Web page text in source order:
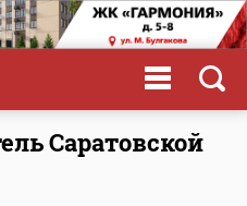
Саратовской